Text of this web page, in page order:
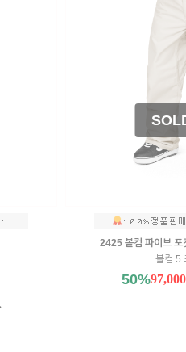
2425 볼컴 파이브 포
볼컴 5
50%